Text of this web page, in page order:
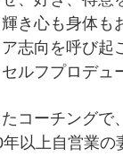
き心も身体も
志向を呼び起
ルフプロデュ
コーチングで
以上自営業